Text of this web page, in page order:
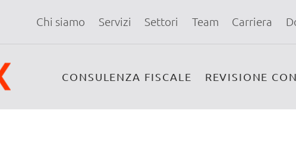
Chi siamo Servizi Settori Team Carriera
CONSULENZA FISCALE REVISIONE